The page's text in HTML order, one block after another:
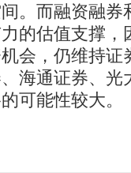
。而融资融券
的估值支撑，
会，仍维持证
海通证券、光
可能性较大。